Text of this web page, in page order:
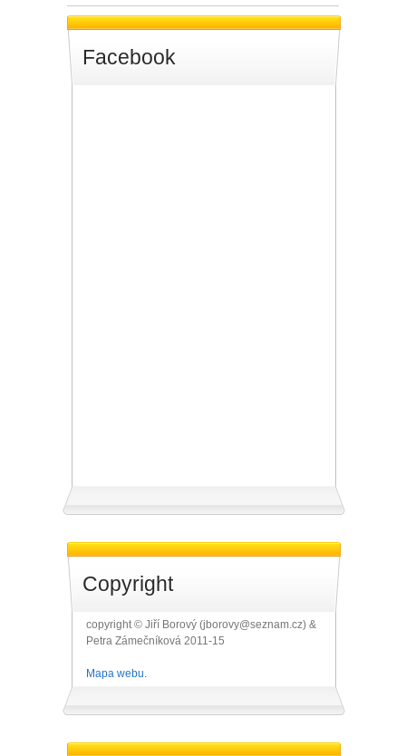
Facebook
Copyright
copyright © Jiří Borový (jborovy@seznam.cz) &
Petra Zámečníková 2011-15
Mapa webu.